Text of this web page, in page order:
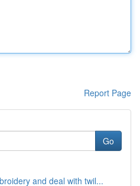
Report Page
Go
and deal with twil...